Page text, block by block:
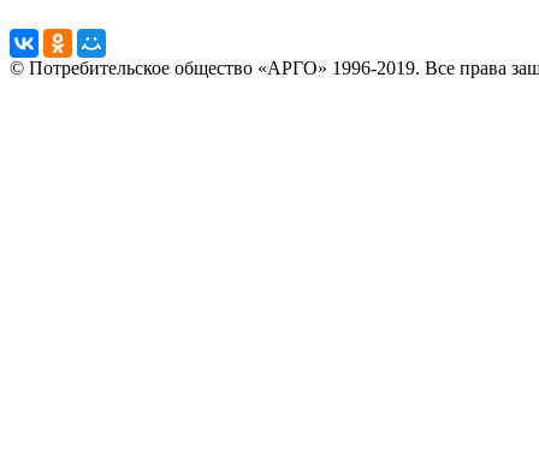
© Потребительское общество «АРГО» 1996-2019. Все права